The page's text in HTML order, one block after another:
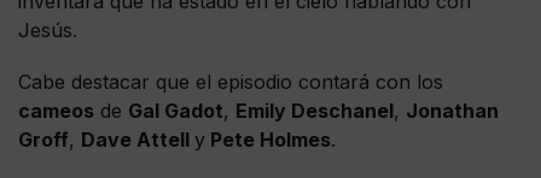
Jesús.
Cabe destacar que el episodio contará con los
cameos de Gal Gadot, Emily Deschanel, Jonathan
Groff, Dave Attell y Pete Holmes.